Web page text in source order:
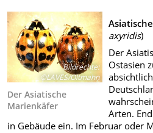
Bildrechte:
©LAVES/Oltmann
Der Asiatische
Marienkäfer
axyridis)
Der
Ostasien
Arten.
in Gebäude ein. Im Februar oder